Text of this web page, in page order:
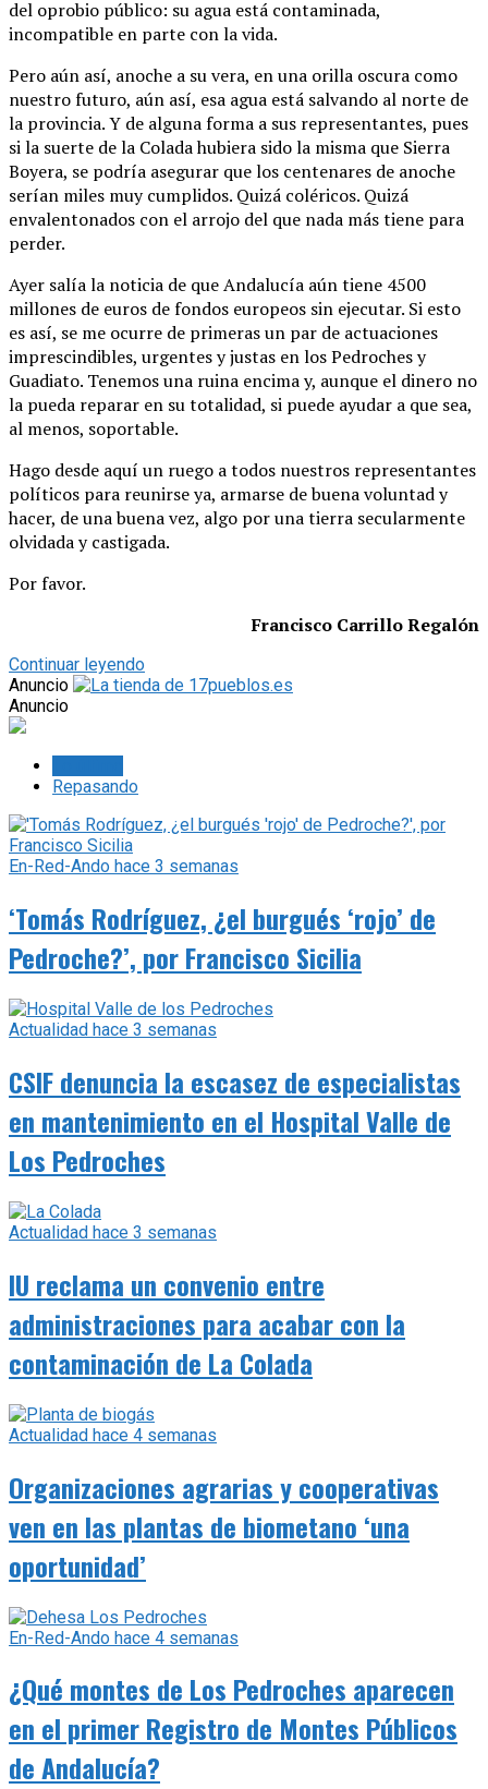
del oprobio público: su agua está contaminada,
incompatible en parte con la vida.
Pero aún así, anoche a su vera, en una orilla oscura como
nuestro futuro, aún así, esa agua está salvando al norte de
la provincia. Y de alguna forma a sus representantes, pues
si la suerte de la Colada hubiera sido la misma que Sierra
Boyera, se podría asegurar que los centenares de anoche
serían miles muy cumplidos. Quizá coléricos. Quizá
envalentonados con el arrojo del que nada más tiene para
perder.
Ayer salía la noticia de que Andalucía aún tiene 4500
millones de euros de fondos europeos sin ejecutar. Si esto
es así, se me ocurre de primeras un par de actuaciones
imprescindibles, urgentes y justas en los Pedroches y
Guadiato. Tenemos una ruina encima y, aunque el dinero no
la pueda reparar en su totalidad, si puede ayudar a que sea,
al menos, soportable.
Hago desde aquí un ruego a todos nuestros representantes
políticos para reunirse ya, armarse de buena voluntad y
hacer, de una buena vez, algo por una tierra secularmente
olvidada y castigada.
Por favor.
Francisco Carrillo Regalón
Continuar leyendo
Anuncio
Anuncio
Repasando
En-Red-Ando hace 3 semanas
‘Tomás Rodríguez, ¿el burgués ‘rojo’ de
Pedroche?’, por Francisco Sicilia
Actualidad hace 3 semanas
CSIF denuncia la escasez de especialistas
en mantenimiento en el Hospital Valle de
Los Pedroches
Actualidad hace 3 semanas
IU reclama un convenio entre
administraciones para acabar con la
contaminación de La Colada
Actualidad hace 4 semanas
Organizaciones agrarias y cooperativas
ven en las plantas de biometano ‘una
oportunidad’
En-Red-Ando hace 4 semanas
¿Qué montes de Los Pedroches aparecen
en el primer Registro de Montes Públicos
de Andalucía?